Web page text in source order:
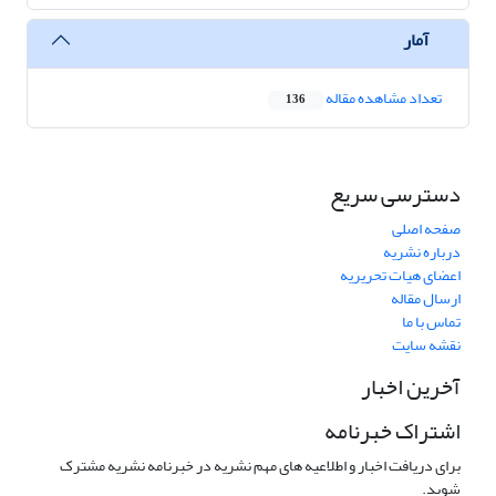
آمار
تعداد مشاهده مقاله 136
دسترسی سریع
صفحه اصلی
درباره نشریه
اعضای هیات تحریریه
ارسال مقاله
تماس با ما
نقشه سایت
آخرین اخبار
اشتراک خبرنامه
برای دریافت اخبار و اطلاعیه های مهم نشریه در خبرنامه نشریه مشترک
شوید.